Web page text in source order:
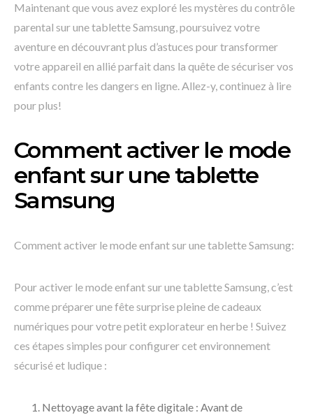
Maintenant que vous avez exploré les mystères du contrôle
parental sur une tablette Samsung, poursuivez votre
aventure en découvrant plus d’astuces pour transformer
votre appareil en allié parfait dans la quête de sécuriser vos
enfants contre les dangers en ligne. Allez-y, continuez à lire
pour plus!
Comment activer le mode
enfant sur une tablette
Samsung
Comment activer le mode enfant sur une tablette Samsung:
Pour activer le mode enfant sur une tablette Samsung, c’est
comme préparer une fête surprise pleine de cadeaux
numériques pour votre petit explorateur en herbe ! Suivez
ces étapes simples pour configurer cet environnement
sécurisé et ludique :
Nettoyage avant la fête digitale : Avant de